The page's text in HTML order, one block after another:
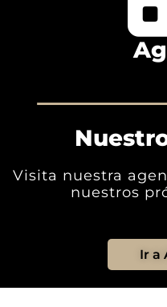
Visita nuestra
nuestros
Ir a